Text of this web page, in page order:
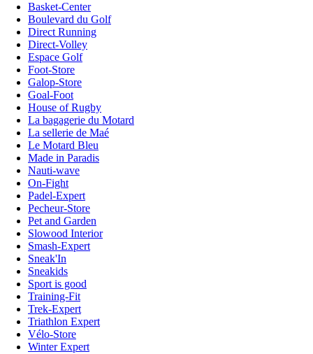
Basket-Center
Boulevard du Golf
Direct Running
Direct-Volley
Espace Golf
Foot-Store
Galop-Store
Goal-Foot
House of Rugby
La bagagerie du Motard
La sellerie de Maé
Le Motard Bleu
Made in Paradis
Nauti-wave
On-Fight
Padel-Expert
Pecheur-Store
Pet and Garden
Slowood Interior
Smash-Expert
Sneak'In
Sneakids
Sport is good
Training-Fit
Trek-Expert
Triathlon Expert
Vélo-Store
Winter Expert